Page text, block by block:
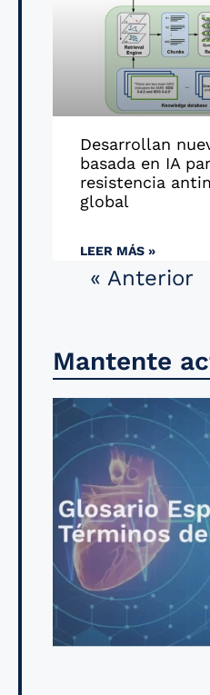
Desarrollan
basada en IA
resistencia
global
LEER MÁS »
« Anterior
Mantente